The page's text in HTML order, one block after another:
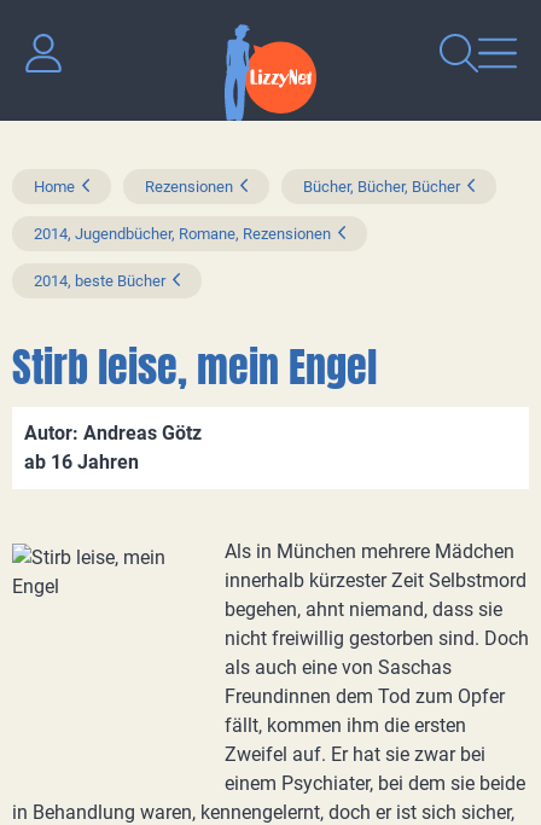
Home Rezensionen Bücher, Bücher, Bücher
2014, Jugendbücher, Romane, Rezensionen
2014, beste Bücher
Stirb leise, mein Engel
Autor: Andreas Götz
ab 16 Jahren
Als in München mehrere Mädchen
innerhalb kürzester Zeit Selbstmord
begehen, ahnt niemand, dass sie
nicht freiwillig gestorben sind. Doch
als auch eine von Saschas
Freundinnen dem Tod zum Opfer
fällt, kommen ihm die ersten
Zweifel auf. Er hat sie zwar bei
einem Psychiater, bei dem sie beide
in Behandlung waren, kennengelernt, doch er ist sich sicher,